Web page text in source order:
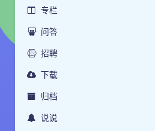
专栏
问答
招聘
下载
归档
说说